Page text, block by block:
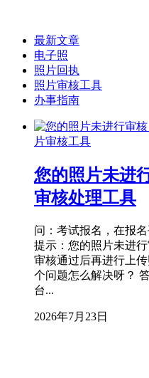
最新文章
电子照
照片回执
照片审核工具
办事指南
片审核工具
您的照片未进
审核处理工具
问：考试报名，在报
提示：您的照片未进
审核通过后再进行上
个问题怎么解决呀？
台...
2026年7月23日